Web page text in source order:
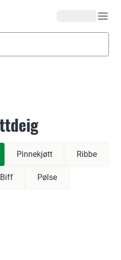
Pinnekjøtt Ribbe
Biff Pølse